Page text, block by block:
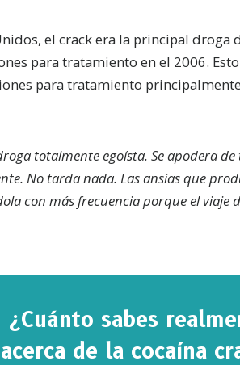
el crack era la principal droga
para tratamiento en el 2006.
para tratamiento
totalmente egoísta. Se apodera
No tarda nada. Las ansias que
con más frecuencia porque el viaje
¿Cuánto sabes
acerca de la cocaína